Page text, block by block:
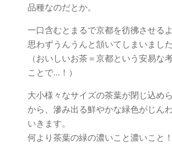
品種なのだとか。
一口含むとまるで京都を彷彿させる
思わずうんうんと頷いてしまいました
（おいしいお茶＝京都という安易な
ことで…！）
大小様々なサイズの茶葉が閉じ込め
から、滲み出る鮮やかな緑色がじん
いきます。
何より茶葉の緑の濃いこと濃いこと！